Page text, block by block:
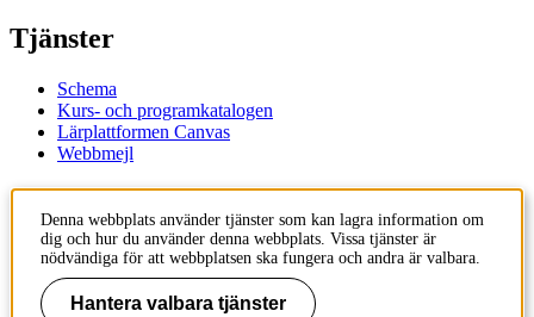
Tjänster
Schema
Kurs- och programkatalogen
Lärplattformen Canvas
Webbmejl
Kontakt
KTH
100 44 Stockholm
+46 8 790 60 00
Denna webbplats använder tjänster som kan lagra information om
dig och hur du använder denna webbplats. Vissa tjänster är
nödvändiga för att webbplatsen ska fungera och andra är valbara.
Hantera valbara tjänster